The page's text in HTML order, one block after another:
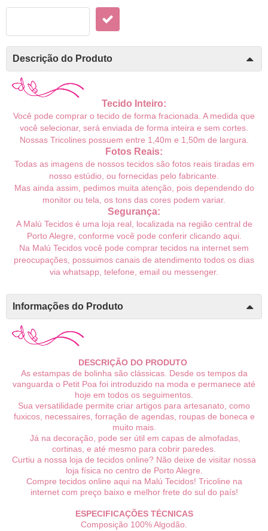
Descrição do Produto
Tecido Inteiro:
Você pode comprar o tecido de forma fracionada. A medida que
você selecionar, será enviada de forma inteira e sem cortes.
Nossas Tricolines possuem entre 1,40m e 1,50m de largura.
Fotos Reais:
Todas as imagens de nossos tecidos são fotos reais tiradas em
nosso estúdio, ou fornecidas pelo fabricante.
Mas ainda assim, pedimos muita atenção, pois dependendo do
monitor ou tela, os tons das cores podem variar.
Segurança:
A Malú Tecidos é uma loja real, localizada na região central de
Porto Alegre, conforme você pode conferir clicando aqui.
Na Malú Tecidos você pode comprar tecidos na internet sem
preocupações, possuimos canais de atendimento todos os dias
via whatsapp, telefone, email ou messenger.
Informações do Produto
DESCRIÇÃO DO PRODUTO
As estampas de bolinha são clássicas. Desde os tempos da
vanguarda o Petit Poa foi introduzido na moda e permanece até
hoje em todos os seguimentos.
Sua versatilidade permite criar artigos para artesanato, como
fuxicos, necessaires, forração de agendas, roupas de boneca e
muito mais.
Já na decoração, pode ser útil em capas de almofadas,
cortinas, e até mesmo para cobrir paredes.
Curtiu a nossa loja de tecidos online? Não deixe de visitar nossa
loja física no centro de Porto Alegre.
Compre tecidos online aqui na Malú Tecidos! Tricoline na
internet com preço baixo e melhor frete do sul do país!
ESPECIFICAÇÕES TÉCNICAS
Composição 100% Algodão.